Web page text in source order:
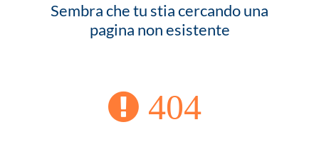
Sembra che tu stia cercando una
pagina non esistente
404